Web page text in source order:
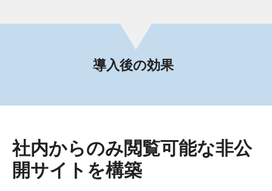
導入後の効果
社内からのみ閲覧可能な非公
開サイトを構築